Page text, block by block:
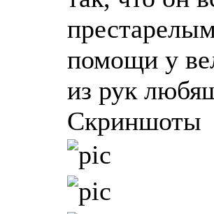
помощи у
из рук
Скриншоты